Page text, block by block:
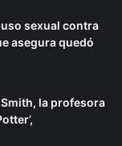
sexual contra
asegura quedó
la profesora